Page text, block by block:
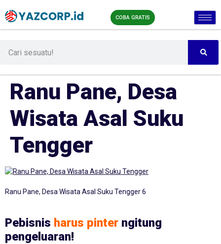
COBA GRATIS
Ranu Pane, Desa
Wisata Asal Suku
Tengger
Ranu Pane, Desa Wisata Asal Suku Tengger 6
Pebisnis harus pinter ngitung
pengeluaran!